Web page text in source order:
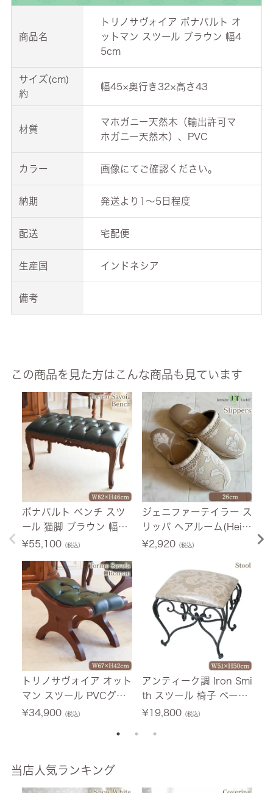
商品名
トリノサヴォイア ボナパルト オ
ットマン スツール ブラウン 幅4
5cm
サイズ(cm)
約
幅45×奥行き32×高さ43
材質
マホガニー天然木（輸出許可マ
ホガニー天然木）、PVC
カラー 画像にてご確認ください。
納期 発送より1～5日程度
配送 宅配便
生産国 インドネシア
備考
この商品を見た方はこんな商品も見ています
ボナパルト ベンチ スツ
ール 猫脚 ブラウン 幅82
cm 【送料無料】 [Y]
¥55,100（税込）
トリノサヴォイア オット
マン スツール PVCグリ
ーン 幅67cm 【送料無
¥34,900（税込）
ジェニファーテイラー ス
リッパ ヘアルーム(Heirl
oom) 26cm
¥2,920（税込）
アンティーク調 Iron Smi
th スツール 椅子 ベージ
ュ植物柄 幅51cm 【送料
¥19,800（税込）
¥
当店人気ランキング